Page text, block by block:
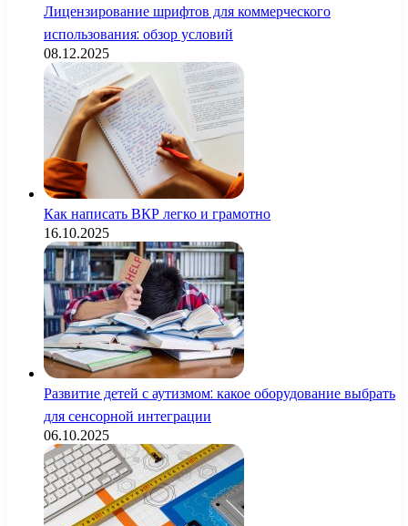
Лицензирование шрифтов для коммерческого
использования: обзор условий
08.12.2025
Как написать ВКР легко и грамотно
16.10.2025
Развитие детей с аутизмом: какое оборудование выбрать
для сенсорной интеграции
06.10.2025